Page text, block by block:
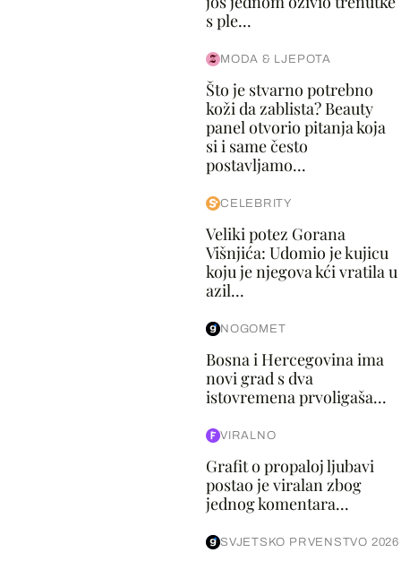
s ple...
MODA & LJEPOTA
Što je stvarno potrebno
koži da zablista? Beauty
panel otvorio pitanja koja
si i same često
postavljamo...
CELEBRITY
Veliki potez Gorana
Višnjića: Udomio je kujicu
koju je njegova kći vratila u
azil...
NOGOMET
Bosna i Hercegovina ima
novi grad s dva
istovremena prvoligaša...
VIRALNO
Grafit o propaloj ljubavi
postao je viralan zbog
jednog komentara...
SVJETSKO PRVENSTVO 2026